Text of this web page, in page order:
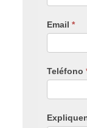
Email*
Teléfono